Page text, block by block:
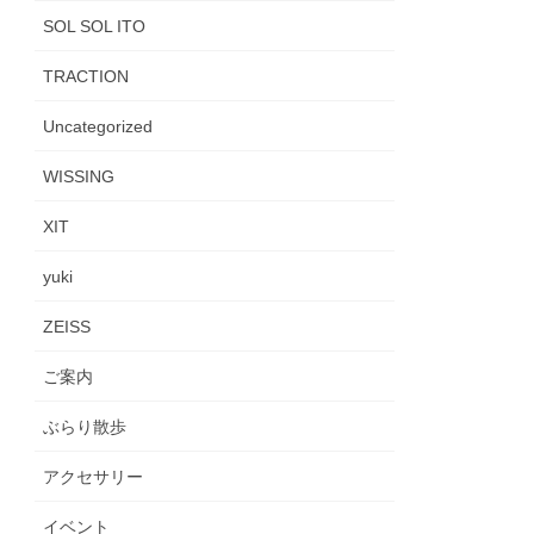
SOL SOL ITO
TRACTION
Uncategorized
WISSING
XIT
yuki
ZEISS
ご案内
ぶらり散歩
アクセサリー
イベント